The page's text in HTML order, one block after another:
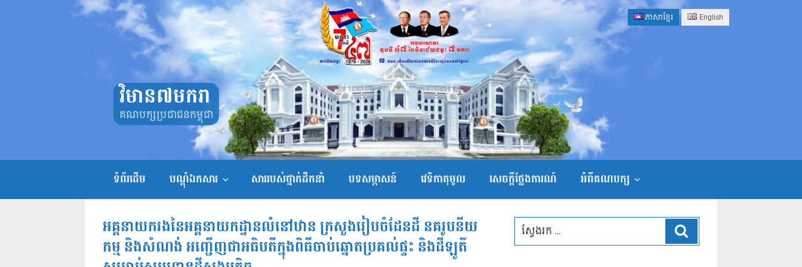
ភាសាខ្មែរ English
វិមាន៧មករា
គណបក្សប្រជាជនកម្ពុជា
ទំព័រដើម បណ្តុំឯកសារ សាររបស់ថ្នាក់ដឹកនាំ បទសម្ភាសន៍ វេទិកាតុមូល សេចក្ដីថ្លែងការណ៍ អំពីគណបក្ស
អគ្គនាយករងនៃអគ្គនាយកដ្ឋានលំនៅឋាន ក្រសួងរៀបចំដែនដី នគរូបនីយ
កម្ម និងសំណង់ អញ្ជើញជាអធិបតីក្នុងពិធីចាប់ឆ្នោតប្រគល់ផ្ទះ និងដីឡូតិ៍